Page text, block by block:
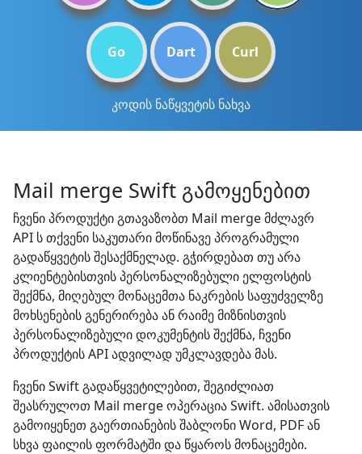
Go Dart Curl
კოდის ნაწყვეტის ნახვა
Mail merge Swift გამოყენებით
ჩვენი პროდუქტი გთავაზობთ Mail merge მძლავრ
API ს თქვენი საკუთარი მოწინავე პროგრამული
გადაწყვეტის შესაქმნელად. გჭირდებათ თუ არა
კლიენტებისთვის პერსონალიზებული ელფოსტის
შექმნა, მიღებულ მონაცემთა ნაკრების საფუძველზე
მოხსენების გენერირება ან რაიმე მიზნისთვის
პერსონალიზებული დოკუმენტის შექმნა, ჩვენი
პროდუქტის API ადვილად უმკლავდება მას.
ჩვენი Swift გადაწყვეტილებით, შეგიძლიათ
შეასრულოთ Mail merge ოპერაცია Swift. ამისათვის
გამოიყენეთ გაერთიანების შაბლონი Word, PDF ან
სხვა ფაილის ფორმატში და წყაროს მონაცემები.